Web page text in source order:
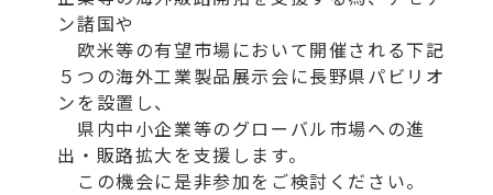
ン諸国や
欧米等の有望市場において開催される下記
５つの海外工業製品展示会に長野県パビリオ
ンを設置し、
県内中小企業等のグローバル市場への進
出・販路拡大を支援します。
この機会に是非参加をご検討ください。